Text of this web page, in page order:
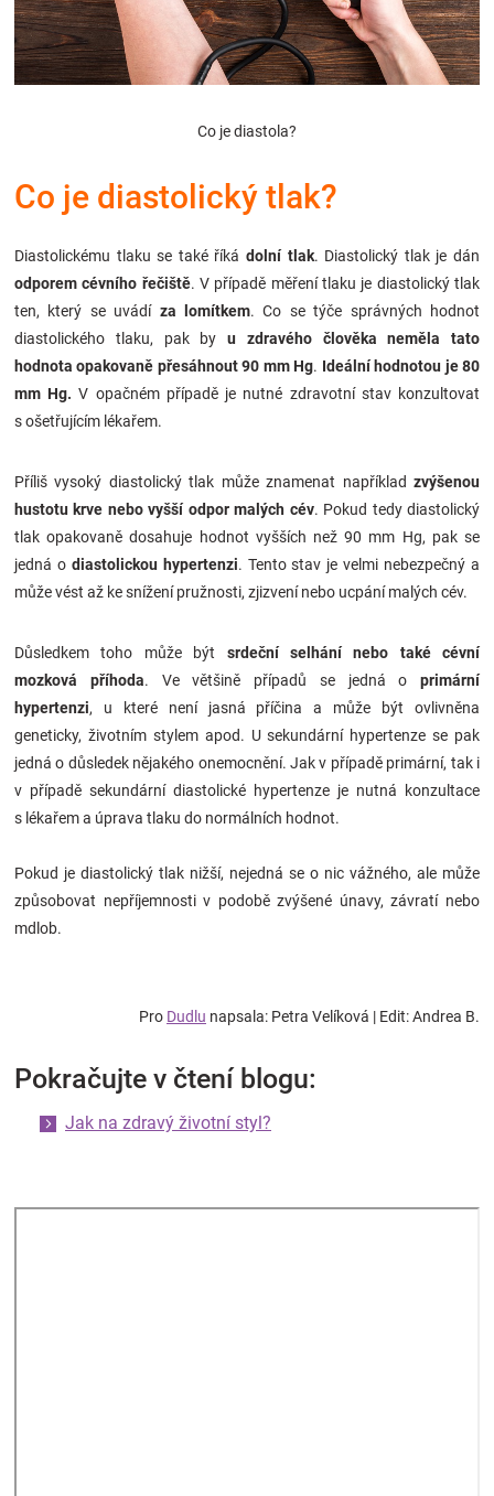
oblečení
Hračkářství
Přihlášení
Co je diastola?
Co je diastolický tlak?
Diastolickému tlaku se také říká dolní tlak. Diastolický tlak je dán
odporem cévního řečiště. V případě měření tlaku je diastolický tlak
ten, který se uvádí za lomítkem. Co se týče správných hodnot
diastolického tlaku, pak by u zdravého člověka neměla tato
hodnota opakovaně přesáhnout 90 mm Hg. Ideální hodnotou je 80
mm Hg. V opačném případě je nutné zdravotní stav konzultovat
s ošetřujícím lékařem.
Příliš vysoký diastolický tlak může znamenat například zvýšenou
hustotu krve nebo vyšší odpor malých cév. Pokud tedy diastolický
tlak opakovaně dosahuje hodnot vyšších než 90 mm Hg, pak se
jedná o diastolickou hypertenzi. Tento stav je velmi nebezpečný a
může vést až ke snížení pružnosti, zjizvení nebo ucpání malých cév.
Důsledkem toho může být srdeční selhání nebo také cévní
mozková příhoda. Ve většině případů se jedná o primární
hypertenzi, u které není jasná příčina a může být ovlivněna
geneticky, životním stylem apod. U sekundární hypertenze se pak
jedná o důsledek nějakého onemocnění. Jak v případě primární, tak i
v případě sekundární diastolické hypertenze je nutná konzultace
s lékařem a úprava tlaku do normálních hodnot.
Pokud je diastolický tlak nižší, nejedná se o nic vážného, ale může
způsobovat nepříjemnosti v podobě zvýšené únavy, závratí nebo
mdlob.
Pro Dudlu napsala: Petra Velíková | Edit: Andrea B.
Pokračujte v čtení blogu:
Jak na zdravý životní styl?